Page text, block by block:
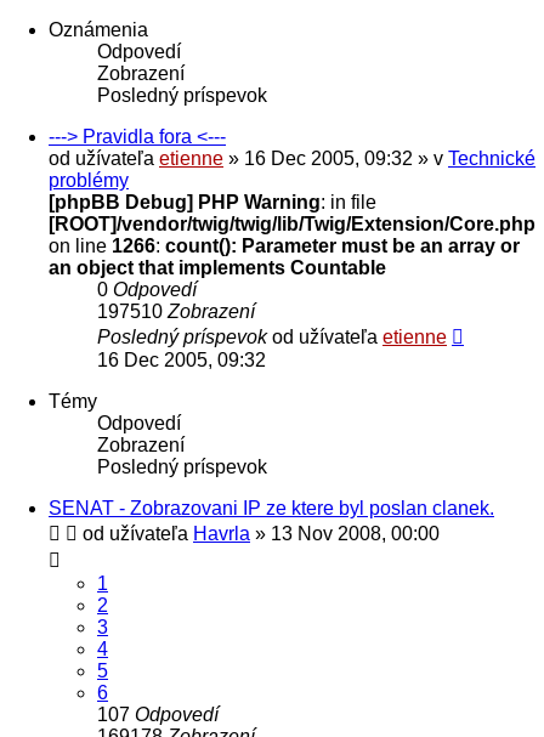
Oznámenia
Odpovedí
Zobrazení
Posledný príspevok
---> Pravidla fora <---
od užívateľa etienne » 16 Dec 2005, 09:32 » v Technické
problémy
[phpBB Debug] PHP Warning: in file
[ROOT]/vendor/twig/twig/lib/Twig/Extension/Core.php
on line 1266: count(): Parameter must be an array or
an object that implements Countable
0 Odpovedí
197510 Zobrazení
Posledný príspevokod užívateľa etienne
16 Dec 2005, 09:32
Témy
Odpovedí
Zobrazení
Posledný príspevok
SENAT - Zobrazovani IP ze ktere byl poslan clanek.
od užívateľa Havrla » 13 Nov 2008, 00:00
1
2
3
4
5
6
107 Odpovedí